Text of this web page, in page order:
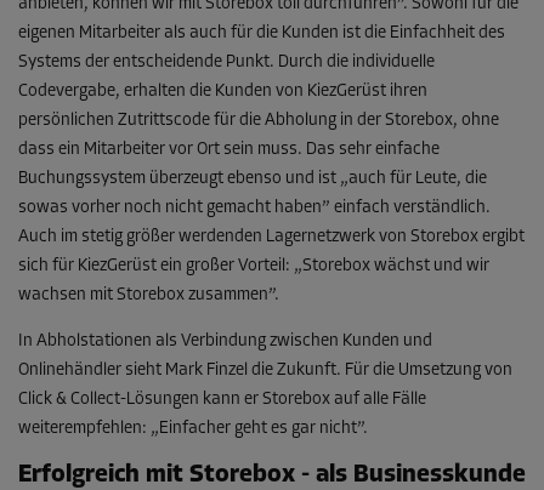
anbieten, können wir mit Storebox toll durchführen”. Sowohl für die
eigenen Mitarbeiter als auch für die Kunden ist die Einfachheit des
Systems der entscheidende Punkt. Durch die individuelle
Codevergabe, erhalten die Kunden von KiezGerüst ihren
persönlichen Zutrittscode für die Abholung in der Storebox, ohne
dass ein Mitarbeiter vor Ort sein muss. Das sehr einfache
Buchungssystem überzeugt ebenso und ist „auch für Leute, die
sowas vorher noch nicht gemacht haben” einfach verständlich.
Auch im stetig größer werdenden Lagernetzwerk von Storebox ergibt
sich für KiezGerüst ein großer Vorteil: „Storebox wächst und wir
wachsen mit Storebox zusammen”.
In Abholstationen als Verbindung zwischen Kunden und
Onlinehändler sieht Mark Finzel die Zukunft. Für die Umsetzung von
Click & Collect-Lösungen kann er Storebox auf alle Fälle
weiterempfehlen: „Einfacher geht es gar nicht”.
Erfolgreich mit Storebox - als Businesskunde